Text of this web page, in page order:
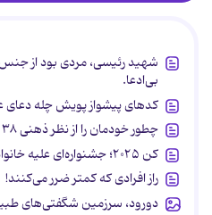
شهید رئیسی، مردی بود از جنس
بی‌ادعا.
کدهای پیشواز پویش چله دعای
چطور خودمان را از نظر ذهنی ۳۸ برابر قوی‌تر کنیم؟
کن ۲۰۲۵؛ جشنواره‌ای علیه خانواده
راز افرادی که کمتر ضرر می‌کنند!
دورود، سرزمین شگفتی‌های